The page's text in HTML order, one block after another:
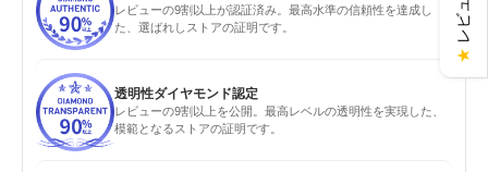
レビューの9割以上が認証済み。最高水準の信頼性を達成し
た、選ばれしストアの証明です。
透明性ダイヤモンド認定
レビューの9割以上を公開。最高レベルの透明性を実現した、
模範となるストアの証明です。
★